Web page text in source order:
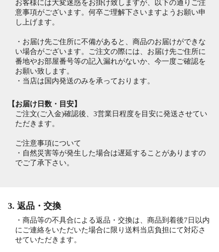
お客様には大変迷惑をお掛け致しますが、以下の通りご注
意事項がございます。何卒ご理解下さいますようお願い申
し上げます。
・お届け先ご住所に不備があると、商品のお届けができな
い場合がございます。ご注文の際には、お届け先ご住所に
番地やお部屋番号等の記入漏れがないか、今一度ご確認を
お願い致します。
・当店は国内発送のみを承っております。
【お届け日数・目安】
ご注文(ご入金)確認後、3営業日程度を目安に発送させてい
ただきます。
ご注意事項について
・自然災害等が発生した場合は遅延することがありますの
でご了承下さい。
3. 返品・交換
・商品等の不具合による返品・交換は、商品到着後7日以内
にご連絡をいただいた場合に限り送料当店負担にて対応さ
せていただきます。